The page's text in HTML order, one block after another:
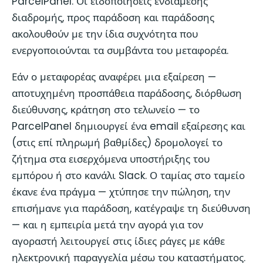
διαδρομής, προς παράδοση και παράδοσης
ακολουθούν με την ίδια συχνότητα που
ενεργοποιούνται τα συμβάντα του μεταφορέα.
Εάν ο μεταφορέας αναφέρει μια εξαίρεση —
αποτυχημένη προσπάθεια παράδοσης, διόρθωση
διεύθυνσης, κράτηση στο τελωνείο — το
ParcelPanel δημιουργεί ένα email εξαίρεσης και
(στις επί πληρωμή βαθμίδες) δρομολογεί το
ζήτημα στα εισερχόμενα υποστήριξης του
εμπόρου ή στο κανάλι Slack. Ο ταμίας στο ταμείο
έκανε ένα πράγμα — χτύπησε την πώληση, την
επισήμανε για παράδοση, κατέγραψε τη διεύθυνση
— και η εμπειρία μετά την αγορά για τον
αγοραστή λειτουργεί στις ίδιες ράγες με κάθε
ηλεκτρονική παραγγελία μέσω του καταστήματος.